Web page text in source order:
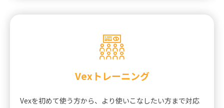
Vexトレーニング
Vexを初めて使う方から、より使いこなしたい方まで対応